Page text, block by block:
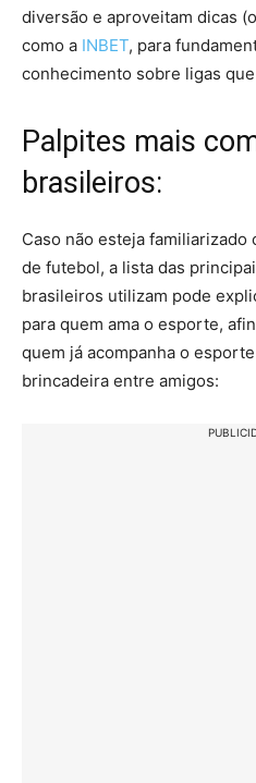
diversão e aproveitam dicas
como a INBET, para
conhecimento sobre ligas
Palpites mais
brasileiros:
Caso não esteja familiarizado
de futebol, a lista das
brasileiros utilizam pode
para quem ama o esporte,
quem já acompanha o
brincadeira entre amigos: